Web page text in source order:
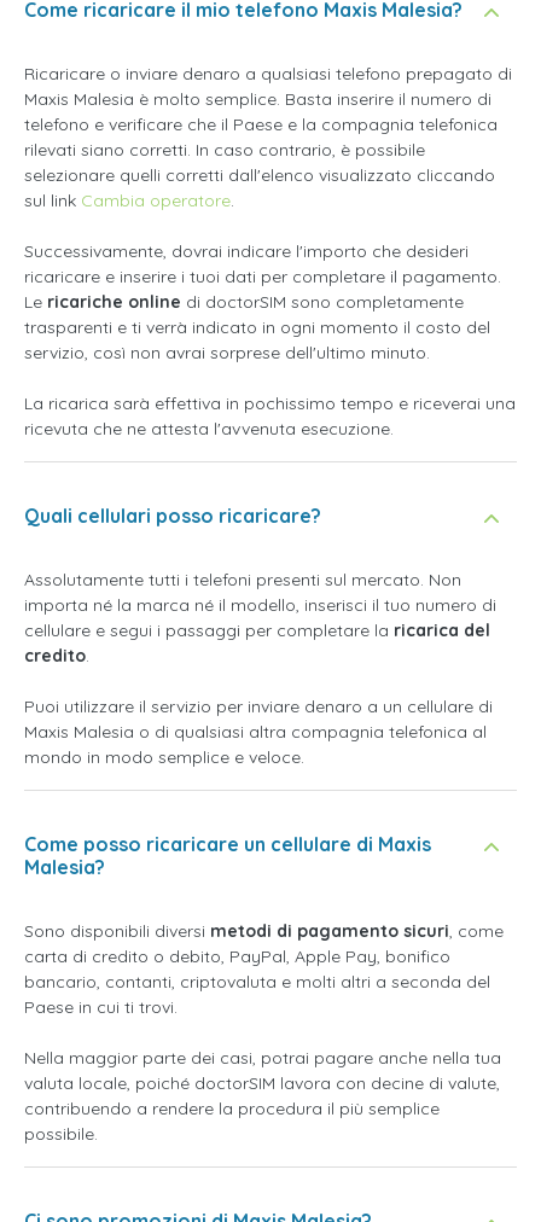
Come ricaricare il mio telefono Maxis Malesia?
Ricaricare o inviare denaro a qualsiasi telefono prepagato di
Maxis Malesia è molto semplice. Basta inserire il numero di
telefono e verificare che il Paese e la compagnia telefonica
rilevati siano corretti. In caso contrario, è possibile
selezionare quelli corretti dall'elenco visualizzato cliccando
sul link Cambia operatore.
Successivamente, dovrai indicare l'importo che desideri
ricaricare e inserire i tuoi dati per completare il pagamento.
Le ricariche online di doctorSIM sono completamente
trasparenti e ti verrà indicato in ogni momento il costo del
servizio, così non avrai sorprese dell'ultimo minuto.
La ricarica sarà effettiva in pochissimo tempo e riceverai una
ricevuta che ne attesta l'avvenuta esecuzione.
Quali cellulari posso ricaricare?
Assolutamente tutti i telefoni presenti sul mercato. Non
importa né la marca né il modello, inserisci il tuo numero di
cellulare e segui i passaggi per completare la ricarica del
credito.
Puoi utilizzare il servizio per inviare denaro a un cellulare di
Maxis Malesia o di qualsiasi altra compagnia telefonica al
mondo in modo semplice e veloce.
Come posso ricaricare un cellulare di Maxis
Malesia?
Sono disponibili diversi metodi di pagamento sicuri, come
carta di credito o debito, PayPal, Apple Pay, bonifico
bancario, contanti, criptovaluta e molti altri a seconda del
Paese in cui ti trovi.
Nella maggior parte dei casi, potrai pagare anche nella tua
valuta locale, poiché doctorSIM lavora con decine di valute,
contribuendo a rendere la procedura il più semplice
possibile.